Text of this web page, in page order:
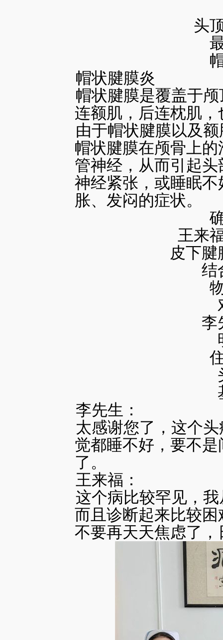
头
帽状腱膜炎
帽状腱膜是覆盖于
连额肌，后连枕肌
由于帽状腱膜以及
帽状腱膜在颅骨上
管神经，从而引起
神经紧张，或睡眠
胀、发闷的症状。
王来
皮下腱
结
李
李先生：
太感谢您了，这个
觉都睡不好，要不
了。
王来福：
这个病比较罕见，
而且诊断起来比较
不要再天天焦虑了